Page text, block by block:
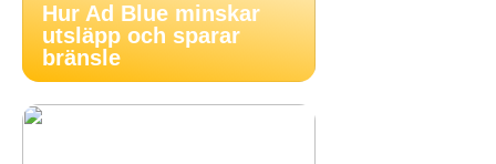
Hur Ad Blue minskar
utsläpp och sparar
bränsle